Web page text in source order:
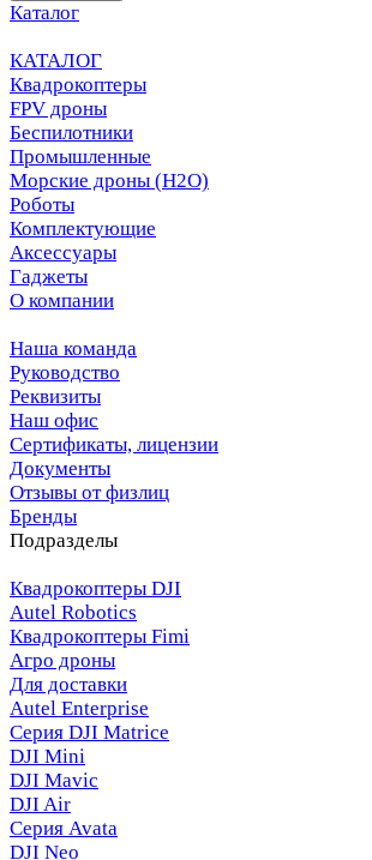
Каталог
КАТАЛОГ
Квадрокоптеры
FPV дроны
Беспилотники
Промышленные
Морские дроны (H2O)
Роботы
Комплектующие
Аксессуары
Гаджеты
О компании
Наша команда
Руководство
Реквизиты
Наш офис
Сертификаты, лицензии
Документы
Отзывы от физлиц
Бренды
Подразделы
Квадрокоптеры DJI
Autel Robotics
Квадрокоптеры Fimi
Агро дроны
Для доставки
Autel Enterprise
Серия DJI Matrice
DJI Mini
DJI Mavic
DJI Air
Серия Avata
DJI Neo